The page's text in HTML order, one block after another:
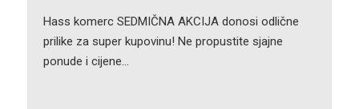
Hass komerc SEDMIČNA AKCIJA donosi odlične
prilike za super kupovinu! Ne propustite sjajne
ponude i cijene…